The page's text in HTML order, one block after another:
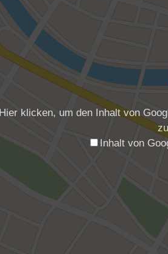
Hier klicken, um den Inhalt von
Inhalt von